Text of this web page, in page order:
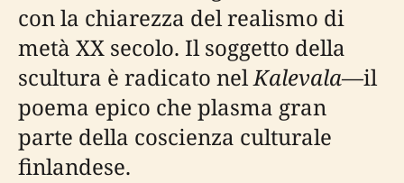
con la chiarezza del realismo di
metà XX secolo. Il soggetto della
scultura è radicato nelKalevala—il
poema epico che plasma gran
parte della coscienza culturale
finlandese.